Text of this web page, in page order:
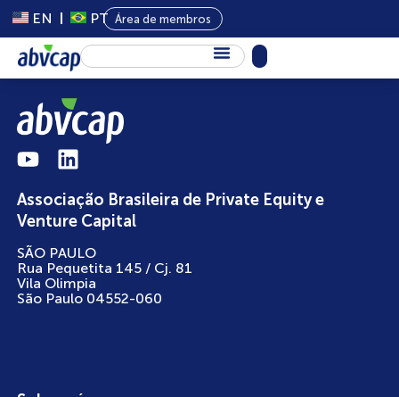
EN PT Área de membros
Sobre Nós
Capital Privado
Programas
Conteúdo
Eventos
Notícias
Associação Brasileira de Private Equity e
Venture Capital
SÃO PAULO
Rua Pequetita 145 / Cj. 81
Vila Olimpia
São Paulo 04552-060